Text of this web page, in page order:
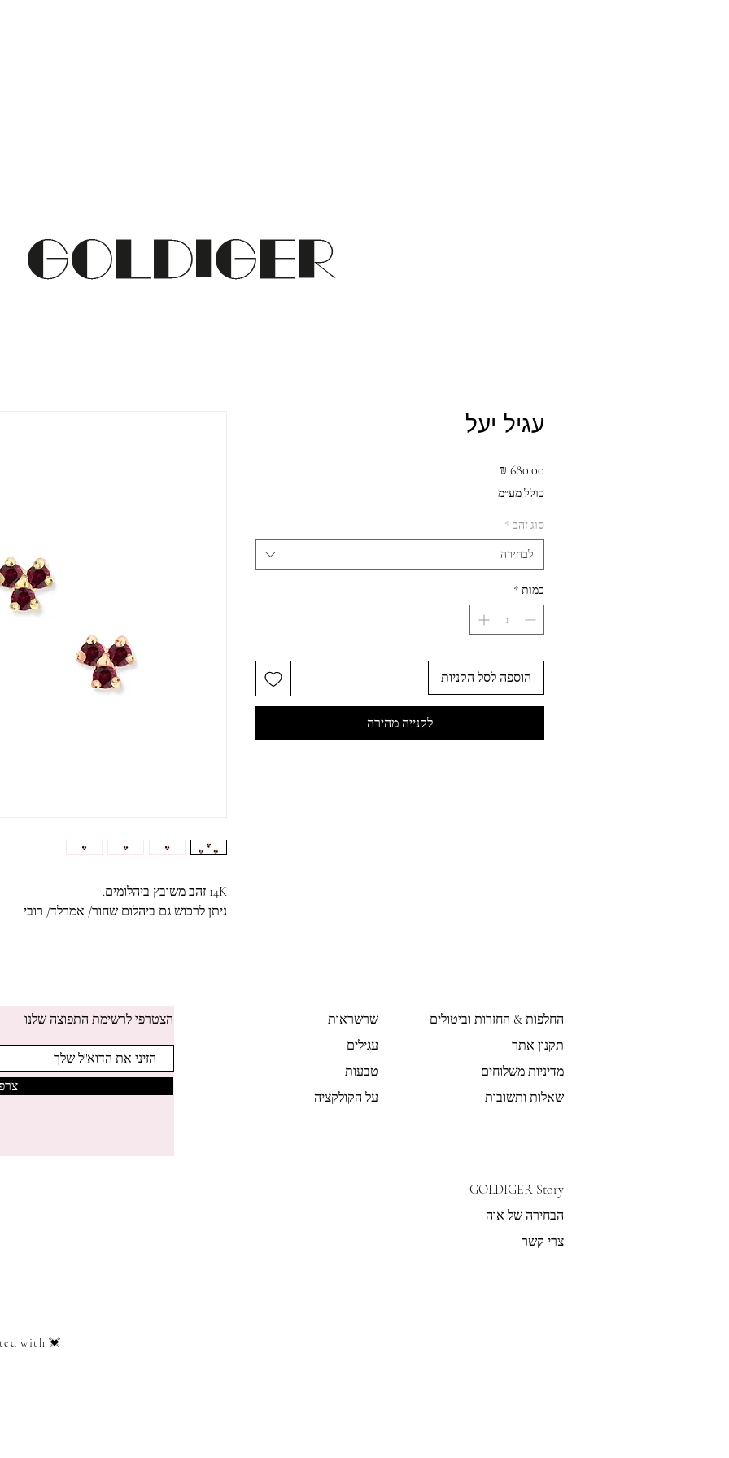
14K זהב משובץ ביהלומים.
ניתן לרכוש גם ביהלום שחור/ אמרלד/ רובי
עגיל יעל
כולל מע״מ
סוג זהב *
לבחירה
כמות *
הוספה לסל הקניות
לקנייה מהירה
הצטרפי לרשימת התפוצה שלנו
שרשראות
עגילים
טבעות
על הקולקציה
החלפות & החזרות וביטולים
תקנון אתר
מדיניות משלוחים
שאלות ותשובות
GOLDIGER Story
הבחירה של אוה
צרי קשר
with 💓